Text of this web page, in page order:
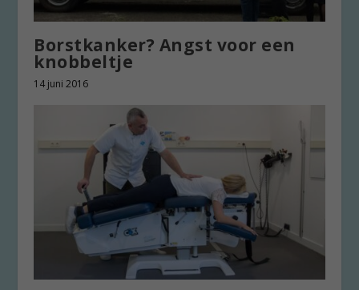
Borstkanker? Angst voor een
knobbeltje
14 juni 2016